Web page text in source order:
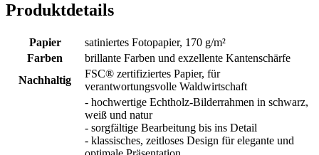
Produktdetails
Papier
satiniertes Fotopapier, 170 g/m²
Farben
brillante Farben und exzellente Kantenschärfe
Nachhaltig
FSC® zertifiziertes Papier, für
verantwortungsvolle Waldwirtschaft
- hochwertige Echtholz-Bilderrahmen in schwarz,
weiß und natur
- sorgfältige Bearbeitung bis ins Detail
- klassisches, zeitloses Design für elegante und